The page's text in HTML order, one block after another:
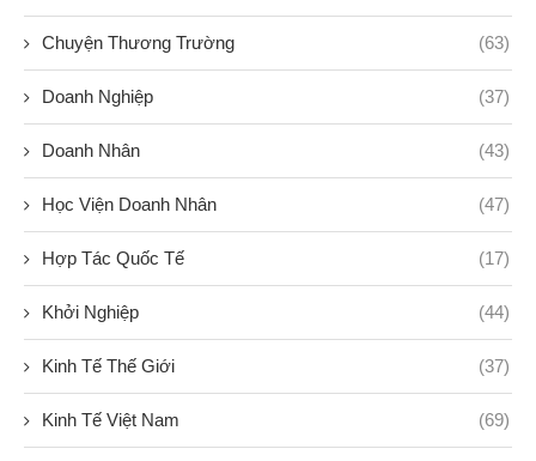
Chuyện Thương Trường (63)
Doanh Nghiệp (37)
Doanh Nhân (43)
Học Viện Doanh Nhân (47)
Hợp Tác Quốc Tế (17)
Khởi Nghiệp (44)
Kinh Tế Thế Giới (37)
Kinh Tế Việt Nam (69)